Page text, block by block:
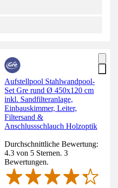
Aufstellpool Stahlwandpool-
Set Gre rund Ø 450x120 cm
inkl. Sandfilteranlage,
Einbauskimmer, Leiter,
Filtersand &
Anschlussschlauch Holzoptik
Durchschnittliche Bewertung:
4.3 von 5 Sternen. 3
Bewertungen.